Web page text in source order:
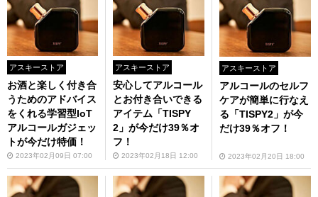
アスキーストア
お酒と楽しく付き合
うためのアドバイス
をくれる学習型IoT
アルコールガジェッ
トが今だけ特価！
2023年02月09日 07:00
アスキーストア
安心してアルコール
とお付き合いできる
アイテム「TISPY
2」が今だけ39％オ
フ！
2023年02月18日 12:00
アスキーストア
アルコールのセルフ
ケアが簡単に行なえ
る「TISPY2」が今
だけ39％オフ！
2023年02月20日 18:00